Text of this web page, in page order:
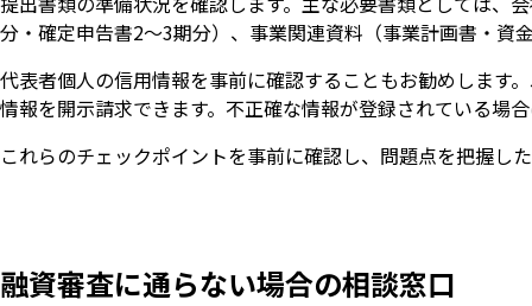
分・確定申告書2〜3期分）、事業関連資料（事業計画書・資
代表者個人の信用情報を事前に確認することもお勧めします
情報を開示請求できます。不正確な情報が登録されている場
これらのチェックポイントを事前に確認し、問題点を把握し
融資審査に通らない場合の相談窓口